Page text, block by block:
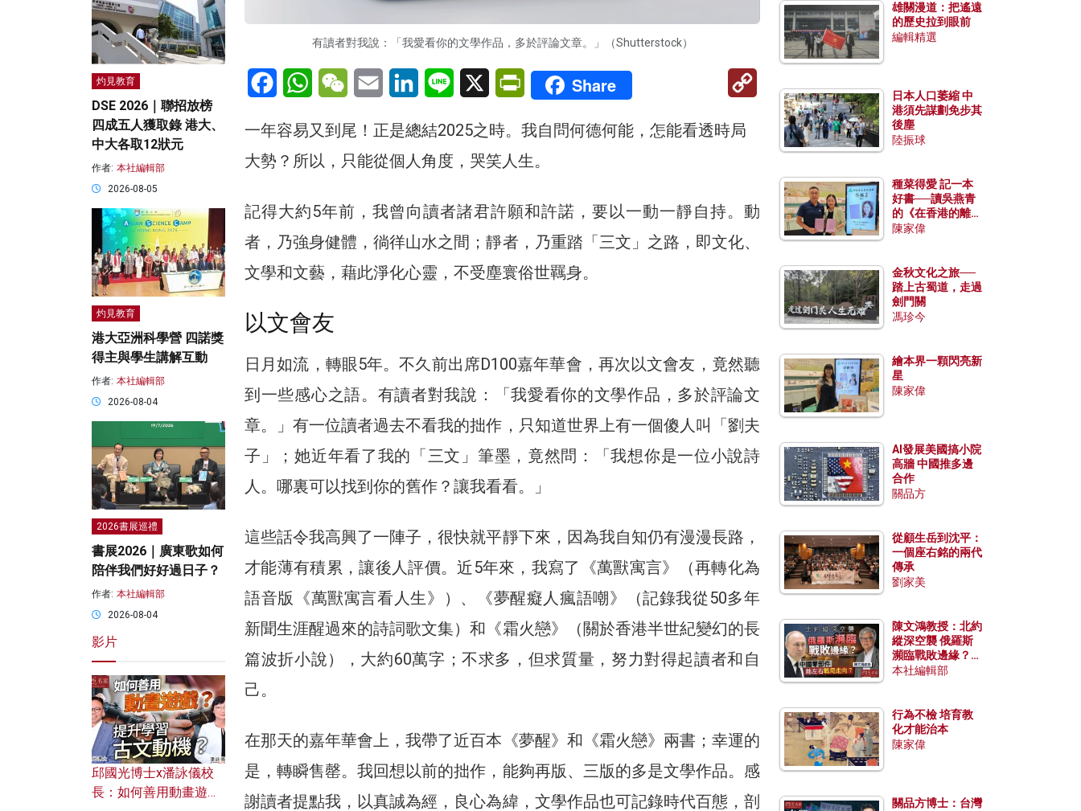
有讀者對我說：「我愛看你的文學作品，多於評論文章。」（Shutterstock）
FacebookWhatsAppWeChatEmail LinkedInLine X PrintFriendly
Share
一年容易又到尾！正是總結2025之時。我自問何德何能，怎能看透時局
大勢？所以，只能從個人角度，哭笑人生。
記得大約5年前，我曾向讀者諸君許願和許諾，要以一動一靜自持。動
者，乃強身健體，徜徉山水之間；靜者，乃重踏「三文」之路，即文化、
文學和文藝，藉此淨化心靈，不受塵寰俗世羈身。
以文會友
日月如流，轉眼5年。不久前出席D100嘉年華會，再次以文會友，竟然聽
到一些感心之語。有讀者對我說：「我愛看你的文學作品，多於評論文
章。」有一位讀者過去不看我的拙作，只知道世界上有一個傻人叫「劉夫
子」；她近年看了我的「三文」筆墨，竟然問：「我想你是一位小說詩
人。哪裏可以找到你的舊作？讓我看看。」
這些話令我高興了一陣子，很快就平靜下來，因為我自知仍有漫漫長路，
才能薄有積累，讓後人評價。近5年來，我寫了《萬獸寓言》（再轉化為
語音版《萬獸寓言看人生》）、《夢醒癡人瘋語嘲》（記錄我從50多年
新聞生涯醒過來的詩詞歌文集）和《霜火戀》（關於香港半世紀變幻的長
篇波折小說），大約60萬字；不求多，但求質量，努力對得起讀者和自
己。
在那天的嘉年華會上，我帶了近百本《夢醒》和《霜火戀》兩書；幸運的
是，轉瞬售罄。我回想以前的拙作，能夠再版、三版的多是文學作品。感
謝讀者提點我，以真誠為經，良心為緯，文學作品也可記錄時代百態，剖
灼見教育
DSE 2026｜聯招放榜
四成五人獲取錄 港大、
中大各取12狀元
作者: 本社編輯部
2026-08-05
灼見教育
港大亞洲科學營 四諾獎
得主與學生講解互動
作者: 本社編輯部
2026-08-04
2026書展巡禮
書展2026｜廣東歌如何
陪伴我們好好過日子？
作者: 本社編輯部
2026-08-04
影片
邱國光博士x潘詠儀校
長：如何善用動畫遊戲
雄關漫道：把遙遠
的歷史拉到眼前
編輯精選
日本人口萎縮 中
港須先謀劃免步其
後塵
陸振球
種菜得愛 記一本
好書──讀吳燕青
的《在香港的離島
種菜》
陳家偉
金秋文化之旅──
踏上古蜀道，走過
劍門關
馮珍今
繪本界一顆閃亮新
星
陳家偉
AI發展美國搞小院
高牆 中國推多邊
合作
關品方
從顧生岳到沈平：
一個座右銘的兩代
傳承
劉家美
陳文鴻教授：北約
縱深空襲 俄羅斯
瀕臨戰敗邊緣？中
國零部件能左右戰
本社編輯部
行為不檢 培育教
化才能治本
陳家偉
關品方博士：台灣